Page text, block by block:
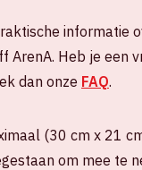
informatie
ArenA. Heb je een
dan onze FAQ.
(30 cm x 21
om mee te